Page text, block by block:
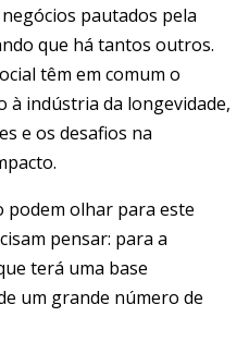
pautados pela
que há tantos outros.
têm em comum o
à indústria da longevidade,
e os desafios na
podem olhar para este
pensar: para a
terá uma base
um grande número de